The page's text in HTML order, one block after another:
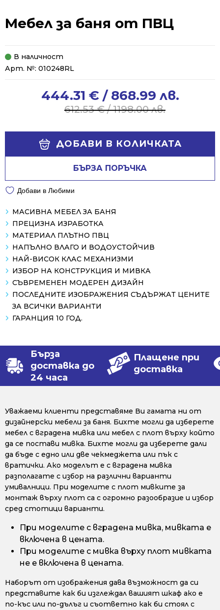
Мебел за баня от ПВЦ
В наличност
Арт. №: 010248RL
612.53€/ 1198.00 лв.
612.53 €
444.31 € / 868.99 лв.
444.31 €
ДОБАВИ В КОЛИЧКАТА
БЪРЗА ПОРЪЧКА
Добави в Любими
МАСИВНА МЕБЕЛ ЗА БАНЯ
ПРЕЦИЗНА ИЗРАБОТКА
МАТЕРИАЛ ПЛЪТНО ПВЦ
НАПЪЛНО ВЛАГО И ВОДОУСТОЙЧИВ
НАЙ-ВИСОК КЛАС МЕХАНИЗМИ
ИЗБОР НА КОНСТРУКЦИЯ И МИВКА
СЪВРЕМЕНЕН МОДЕРЕН ДИЗАЙН
ПОСЛЕДНИТЕ ИЗОБРАЖЕНИЯ СЪДЪРЖАТ ЦЕНИТЕ
ЗА ВСИЧКИ ВАРИАНТИ
ГАРАНЦИЯ 10 ГОД.
Бърза
доставка до
24 часа
Плащене при
доставка
Уважаеми клиенти представяме Ви гамата ни от
дизайнерски мебели за баня. Бихте могли да изберете
мебел с вградена мивка или мебел с плот върху който
да се постави мивка. Бихте могли да изберете дали
да бъде с едно или две чекмеджета или пък с
вратички. Ако моделът е с вградена мивка
разполагате с избор на различни варианти
умивалници. При моделите с плот мивките за
монтаж върху плот са с огромно разообразие и избор
сред стотици варианти.
При моделите с вградена мивка, мивката е
включена в цената.
При моделите с мивка върху плот мивката
не е включена в цената.
Наборът от изображения дава възможност да си
представите как би изглеждал вашият шкаф ако е
по-къс или по-дълъг и съответно как би стоял с